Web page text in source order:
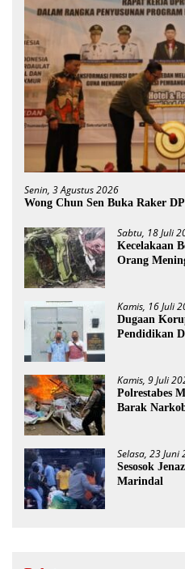
Senin, 3 Agustus 2026
Wong Chun Sen Buka Raker
Sabtu, 18 Juli
Kecelakaan
Orang
Kamis, 16 Juli
Dugaan
Pendidikan
Kamis, 9 Juli
Polrestabes
Barak
Selasa, 23 Juni
Sesosok
Marindal